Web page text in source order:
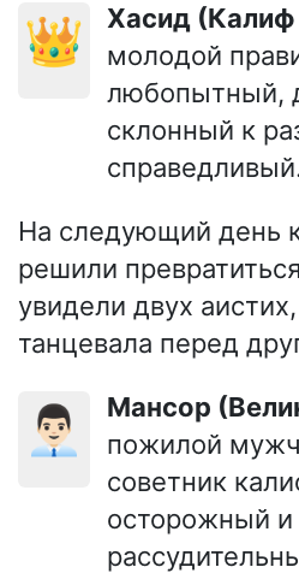
👑 Хасид
молодой
любопытный,
склонный к
На следующий день
решили
увидели двух
танцевала перед
👨🏻‍💼 Мансор
пожилой
советник
осторожный и